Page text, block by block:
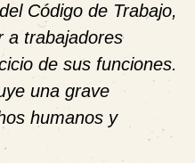
Código de Trabajo,
a trabajadores
de sus funciones.
una grave
humanos y